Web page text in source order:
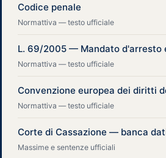
Codice penale
Normattiva — testo ufficiale
L. 69/2005 — Mandato d'arresto
Normattiva — testo ufficiale
Convenzione europea dei diritti
Normattiva — testo ufficiale
Corte di Cassazione — banca
Massime e sentenze ufficiali